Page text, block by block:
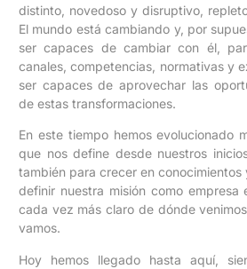
distinto, novedoso y disruptivo,
El mundo está cambiando y, por
ser capaces de cambiar con él,
canales, competencias, normativas y
ser capaces de aprovechar las
de estas transformaciones.
En este tiempo hemos evolucionado
que nos define desde nuestros
también para crecer en
definir nuestra misión como
cada vez más claro de dónde
vamos.
Hoy hemos llegado hasta aquí,